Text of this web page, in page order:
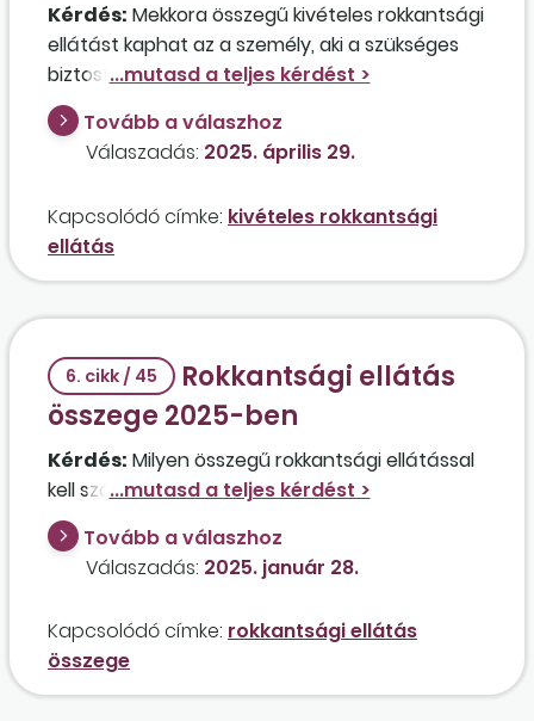
Kérdés: Mekkora összegű kivételes rokkantsági
ellátást kaphat az a személy, aki a szükséges
biztosítási idő hiányában nem jogosult a
rokkantsági ellátásra?
Tovább a válaszhoz
Válaszadás: 2025. április 29.
Kapcsolódó címke: kivételes rokkantsági
ellátás
6. cikk / 45
Rokkantsági ellátás
összege 2025-ben
Kérdés: Milyen összegű rokkantsági ellátással
kell számolni 2025-ben?
Tovább a válaszhoz
Válaszadás: 2025. január 28.
Kapcsolódó címke: rokkantsági ellátás
összege